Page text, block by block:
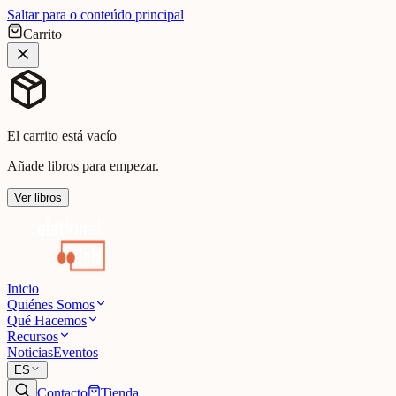
Saltar para o conteúdo principal
Carrito
El carrito está vacío
Añade libros para empezar.
Ver libros
Inicio
Quiénes Somos
Qué Hacemos
Recursos
NoticiasEventos
ES
Contacto Tienda